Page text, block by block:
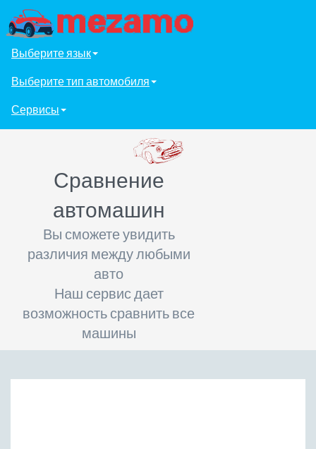
Выберите язык
Выберите тип автомобиля
Сервисы
Сравнение
автомашин
Вы сможете увидить
различия между любыми
авто
Наш сервис дает
возможность сравнить все
машины